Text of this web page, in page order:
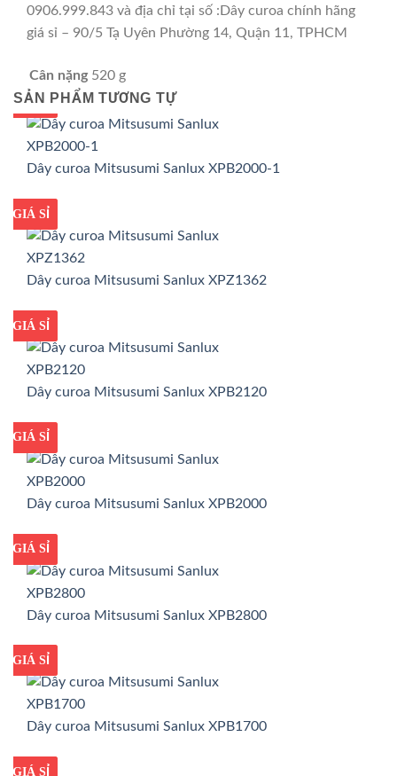
0906.999.843 và địa chỉ tại số :Dây curoa chính hãng
giá sỉ – 90/5 Tạ Uyên Phường 14, Quận 11, TPHCM
Cân nặng 520 g
SẢN PHẨM TƯƠNG TỰ
GIÁ TỐT
GIÁ SỈ
Dây curoa Mitsusumi Sanlux XPB2000-1
GIÁ TỐT
GIÁ SỈ
Dây curoa Mitsusumi Sanlux XPZ1362
GIÁ TỐT
GIÁ SỈ
Dây curoa Mitsusumi Sanlux XPB2120
GIÁ TỐT
GIÁ SỈ
Dây curoa Mitsusumi Sanlux XPB2000
GIÁ TỐT
GIÁ SỈ
Dây curoa Mitsusumi Sanlux XPB2800
GIÁ TỐT
GIÁ SỈ
Dây curoa Mitsusumi Sanlux XPB1700
GIÁ TỐT
GIÁ SỈ